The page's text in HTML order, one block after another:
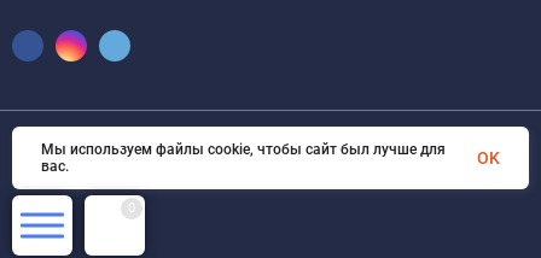
©2013- 2026 Cinemadslrshop.ru. Все права защищены
0
Мы используем файлы cookie, чтобы сайт был лучше для
вас.
OK